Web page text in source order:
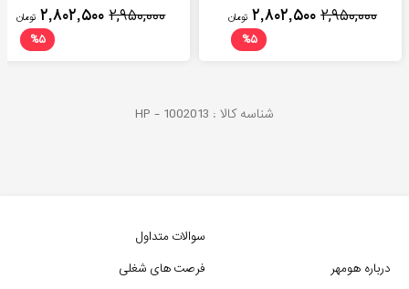
۲,۹۵۰,۰۰۰۲,۸۰۲,۵۰۰ تومان
%۵
۲,۹۵۰,۰۰۰۲,۸۰۲,۵۰۰ تومان
%۵
شناسه کالا : HP - 1002013
درباره هومهر
سوالات متداول
فرصت های شغلی